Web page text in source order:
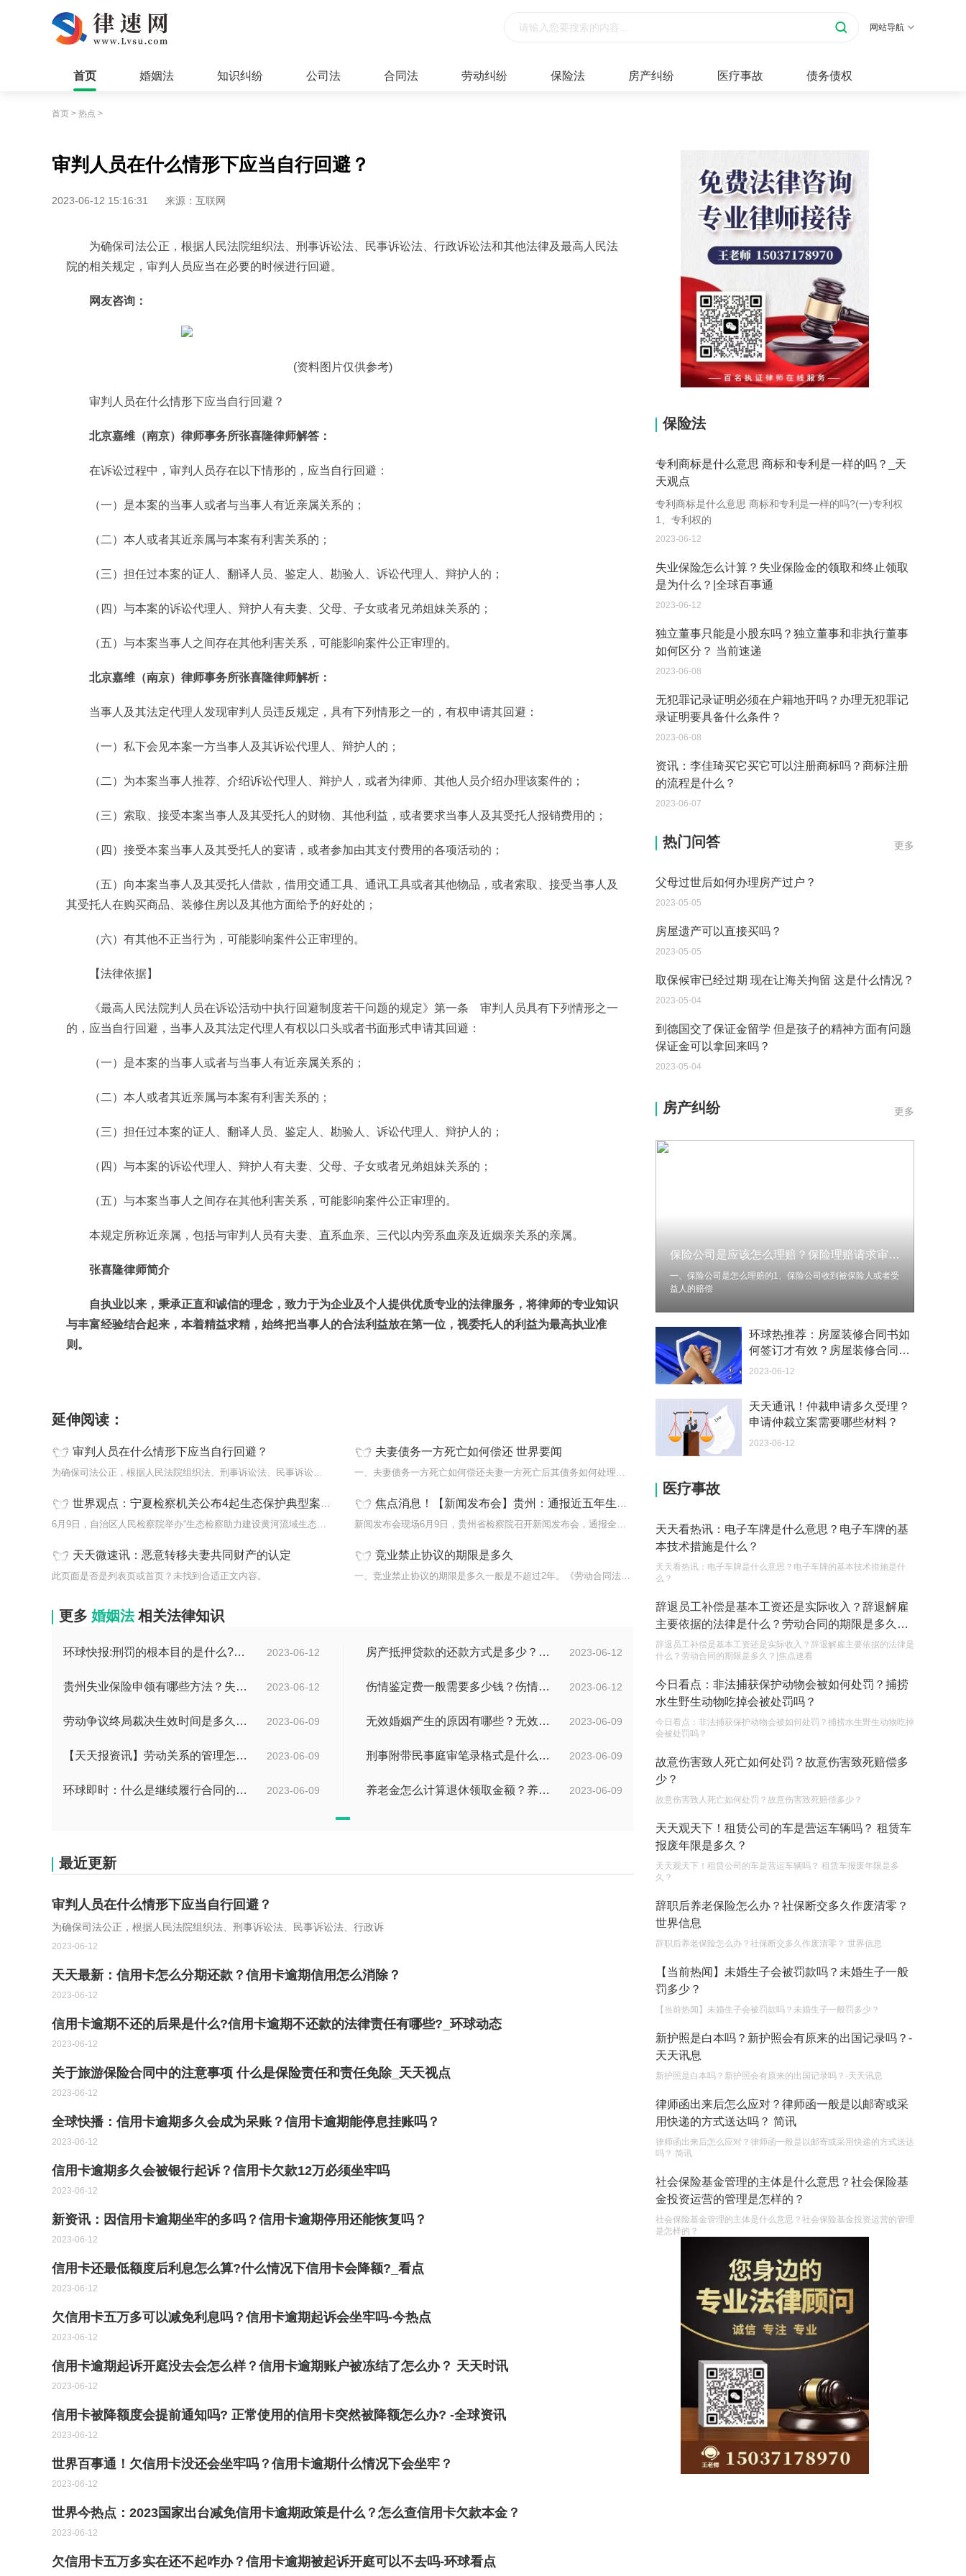
网站导航
首页 婚姻法 知识纠纷 公司法 合同法 劳动纠纷 保险法 房产纠纷 医疗事故 债务债权
首页 > 热点 >
审判人员在什么情形下应当自行回避？
2023-06-12 15:16:31 来源：互联网
为确保司法公正，根据人民法院组织法、刑事诉讼法、民事诉讼法、行政诉讼法和其他法律及最高人民法
院的相关规定，审判人员应当在必要的时候进行回避。
网友咨询：
(资料图片仅供参考)
审判人员在什么情形下应当自行回避？
北京嘉维（南京）律师事务所张喜隆律师解答：
在诉讼过程中，审判人员存在以下情形的，应当自行回避：
（一）是本案的当事人或者与当事人有近亲属关系的；
（二）本人或者其近亲属与本案有利害关系的；
（三）担任过本案的证人、翻译人员、鉴定人、勘验人、诉讼代理人、辩护人的；
（四）与本案的诉讼代理人、辩护人有夫妻、父母、子女或者兄弟姐妹关系的；
（五）与本案当事人之间存在其他利害关系，可能影响案件公正审理的。
北京嘉维（南京）律师事务所张喜隆律师解析：
当事人及其法定代理人发现审判人员违反规定，具有下列情形之一的，有权申请其回避：
（一）私下会见本案一方当事人及其诉讼代理人、辩护人的；
（二）为本案当事人推荐、介绍诉讼代理人、辩护人，或者为律师、其他人员介绍办理该案件的；
（三）索取、接受本案当事人及其受托人的财物、其他利益，或者要求当事人及其受托人报销费用的；
（四）接受本案当事人及其受托人的宴请，或者参加由其支付费用的各项活动的；
（五）向本案当事人及其受托人借款，借用交通工具、通讯工具或者其他物品，或者索取、接受当事人及
其受托人在购买商品、装修住房以及其他方面给予的好处的；
（六）有其他不正当行为，可能影响案件公正审理的。
【法律依据】
《最高人民法院判人员在诉讼活动中执行回避制度若干问题的规定》第一条 审判人员具有下列情形之一
的，应当自行回避，当事人及其法定代理人有权以口头或者书面形式申请其回避：
（一）是本案的当事人或者与当事人有近亲属关系的；
（二）本人或者其近亲属与本案有利害关系的；
（三）担任过本案的证人、翻译人员、鉴定人、勘验人、诉讼代理人、辩护人的；
（四）与本案的诉讼代理人、辩护人有夫妻、父母、子女或者兄弟姐妹关系的；
（五）与本案当事人之间存在其他利害关系，可能影响案件公正审理的。
本规定所称近亲属，包括与审判人员有夫妻、直系血亲、三代以内旁系血亲及近姻亲关系的亲属。
张喜隆律师简介
自执业以来，秉承正直和诚信的理念，致力于为企业及个人提供优质专业的法律服务，将律师的专业知识
与丰富经验结合起来，本着精益求精，始终把当事人的合法利益放在第一位，视委托人的利益为最高执业准
则。
延伸阅读：
审判人员在什么情形下应当自行回避？
为确保司法公正，根据人民法院组织法、刑事诉讼法、民事诉讼法、行政诉
夫妻债务一方死亡如何偿还 世界要闻
一、夫妻债务一方死亡如何偿还夫妻一方死亡后其债务如何处理，首先要弄
世界观点：宁夏检察机关公布4起生态保护典型案例
6月9日，自治区人民检察院举办“生态检察助力建设黄河流域生态保护...
焦点消息！【新闻发布会】贵州：通报近五年生态检察工作情况
新闻发布会现场6月9日，贵州省检察院召开新闻发布会，通报全省检察机关
天天微速讯：恶意转移夫妻共同财产的认定
此页面是否是列表页或首页？未找到合适正文内容。
竞业禁止协议的期限是多久
一、竞业禁止协议的期限是多久一般是不超过2年。《劳动合同法》第24条
更多 婚姻法 相关法律知识
2023-06-12
环球快报:刑罚的根本目的是什么?刑法和刑罚有区别吗? 2023-06-12
房产抵押贷款的还款方式是多少？房屋抵押合同书模板是怎样的？
2023-06-12
贵州失业保险申领有哪些方法？失业保险的申请方法分为几种？ 2023-06-12
伤情鉴定费一般需要多少钱？伤情鉴定多久能做？
2023-06-09
劳动争议终局裁决生效时间是多久？劳动争议终局裁决可以起诉吗？ 2023-06-09
无效婚姻产生的原因有哪些？无效婚姻出轨可以要求赔偿吗？ 当前滚动
2023-06-09
【天天报资讯】劳动关系的管理怎么管理？事实劳动关系的经济补偿金是什么？ 2023-06-09
刑事附带民事庭审笔录格式是什么？刑事附带民事庭审笔录是什么？ 观焦点
2023-06-09
环球即时：什么是继续履行合同的义务？合同终止与合同解除的区别有哪些？ 2023-06-09
养老金怎么计算退休领取金额？养老保险领取条件是什么？
最近更新
审判人员在什么情形下应当自行回避？
为确保司法公正，根据人民法院组织法、刑事诉讼法、民事诉讼法、行政诉
2023-06-12
天天最新：信用卡怎么分期还款？信用卡逾期信用怎么消除？
2023-06-12
信用卡逾期不还的后果是什么?信用卡逾期不还款的法律责任有哪些?_环球动态
2023-06-12
关于旅游保险合同中的注意事项 什么是保险责任和责任免除_天天视点
2023-06-12
全球快播：信用卡逾期多久会成为呆账？信用卡逾期能停息挂账吗？
2023-06-12
信用卡逾期多久会被银行起诉？信用卡欠款12万必须坐牢吗
2023-06-12
新资讯：因信用卡逾期坐牢的多吗？信用卡逾期停用还能恢复吗？
2023-06-12
信用卡还最低额度后利息怎么算?什么情况下信用卡会降额?_看点
2023-06-12
欠信用卡五万多可以减免利息吗？信用卡逾期起诉会坐牢吗-今热点
2023-06-12
信用卡逾期起诉开庭没去会怎么样？信用卡逾期账户被冻结了怎么办？ 天天时讯
2023-06-12
信用卡被降额度会提前通知吗? 正常使用的信用卡突然被降额怎么办? -全球资讯
2023-06-12
世界百事通！欠信用卡没还会坐牢吗？信用卡逾期什么情况下会坐牢？
2023-06-12
世界今热点：2023国家出台减免信用卡逾期政策是什么？怎么查信用卡欠款本金？
2023-06-12
欠信用卡五万多实在还不起咋办？信用卡逾期被起诉开庭可以不去吗-环球看点
保险法
专利商标是什么意思 商标和专利是一样的吗？_天
天观点
专利商标是什么意思 商标和专利是一样的吗?(一)专利权
1、专利权的
2023-06-12
失业保险怎么计算？失业保险金的领取和终止领取
是为什么？|全球百事通
2023-06-12
独立董事只能是小股东吗？独立董事和非执行董事
如何区分？ 当前速递
2023-06-08
无犯罪记录证明必须在户籍地开吗？办理无犯罪记
录证明要具备什么条件？
2023-06-08
资讯：李佳琦买它买它可以注册商标吗？商标注册
的流程是什么？
2023-06-07
更多
热门问答
父母过世后如何办理房产过户？
房屋遗产可以直接买吗？
2023-05-05
取保候审已经过期 现在让海关拘留 这是什么情况？
2023-05-04
到德国交了保证金留学 但是孩子的精神方面有问题
保证金可以拿回来吗？
我想问一下申请护照需要带什么证件？
2023-05-04
谢！
你好 我想问一下外国人来这里工作没有护照该怎么
办？
如何续签居住证 我的1月7日到期
2023-05-04
中介说商务签转工作签证合法吗 应该向哪个国家机
2023-05-04
你好 我需要申请去美国结婚的签证 过程是什么？
代理权的产生原因是什么？当我国没有外贸经营权
权利和责任是什么？
2023-05-04
单纯的遗产赠要缴税吗？
2023-05-05
遗产继承必须要公证吗？
2023-05-05
继承遗产的份额怎么分配？
更多
房产纠纷
保险公司是应该怎么理赔？保险理赔请求审查的程序有哪些？
一、保险公司是怎么理赔的1、保险公司收到被保险人或者受
益人的赔偿
环球热推荐：房屋装修合同书如
何签订才有效？房屋装修合同纠
纷的诉讼时效
2023-06-12
天天通讯！仲裁申请多久受理？
申请仲裁立案需要哪些材料？
2023-06-12
医疗事故
天天看热讯：电子车牌是什么意思？电子车牌的基
本技术措施是什么？
天天看热讯：电子车牌是什么意思？电子车牌的基本技术措施是什
么？
辞退员工补偿是基本工资还是实际收入？辞退解雇
主要依据的法律是什么？劳动合同的期限是多久？|
焦点速看
辞退员工补偿是基本工资还是实际收入？辞退解雇主要依据的法律是
什么？劳动合同的期限是多久？|焦点速看
今日看点：非法捕获保护动物会被如何处罚？捕捞
水生野生动物吃掉会被处罚吗？
今日看点：非法捕获保护动物会被如何处罚？捕捞水生野生动物吃掉
会被处罚吗？
故意伤害致人死亡如何处罚？故意伤害致死赔偿多
少？
故意伤害致人死亡如何处罚？故意伤害致死赔偿多少？
天天观天下！租赁公司的车是营运车辆吗？ 租赁车
报废年限是多久？
天天观天下！租赁公司的车是营运车辆吗？ 租赁车报废年限是多
久？
辞职后养老保险怎么办？社保断交多久作废清零？
世界信息
辞职后养老保险怎么办？社保断交多久作废清零？ 世界信息
【当前热闻】未婚生子会被罚款吗？未婚生子一般
罚多少？
【当前热闻】未婚生子会被罚款吗？未婚生子一般罚多少？
新护照是白本吗？新护照会有原来的出国记录吗？-
天天讯息
新护照是白本吗？新护照会有原来的出国记录吗？-天天讯息
律师函出来后怎么应对？律师函一般是以邮寄或采
用快递的方式送达吗？ 简讯
律师函出来后怎么应对？律师函一般是以邮寄或采用快递的方式送达
吗？ 简讯
社会保险基金管理的主体是什么意思？社会保险基
金投资运营的管理是怎样的？
社会保险基金管理的主体是什么意思？社会保险基金投资运营的管理
是怎样的？